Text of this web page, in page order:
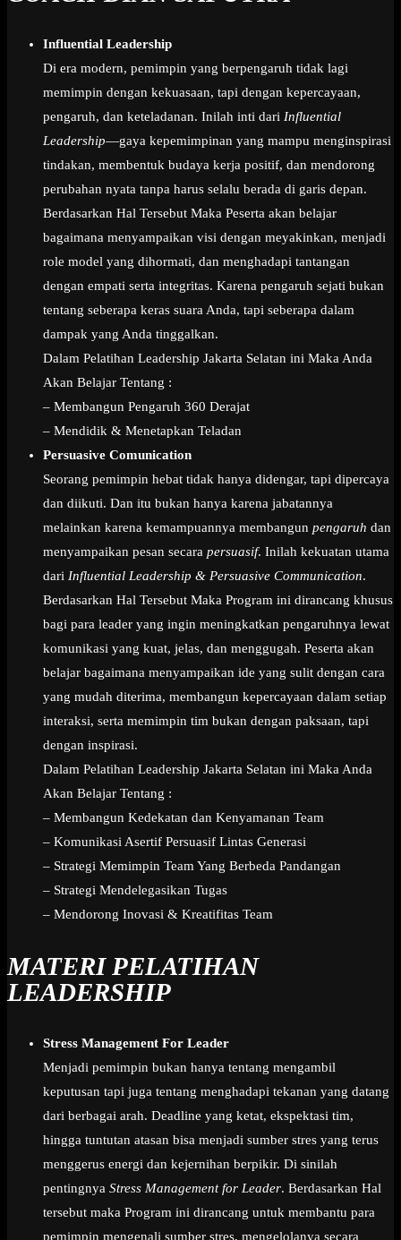
Influential Leadership
Di era modern, pemimpin yang berpengaruh tidak lagi
memimpin dengan kekuasaan, tapi dengan kepercayaan,
pengaruh, dan keteladanan. Inilah inti dari Influential
Leadership—gaya kepemimpinan yang mampu menginspirasi
tindakan, membentuk budaya kerja positif, dan mendorong
perubahan nyata tanpa harus selalu berada di garis depan.
Berdasarkan Hal Tersebut Maka Peserta akan belajar
bagaimana menyampaikan visi dengan meyakinkan, menjadi
role model yang dihormati, dan menghadapi tantangan
dengan empati serta integritas. Karena pengaruh sejati bukan
tentang seberapa keras suara Anda, tapi seberapa dalam
dampak yang Anda tinggalkan.
Dalam Pelatihan Leadership Jakarta Selatan ini Maka Anda
Akan Belajar Tentang :
– Membangun Pengaruh 360 Derajat
– Mendidik & Menetapkan Teladan
Persuasive Comunication
Seorang pemimpin hebat tidak hanya didengar, tapi dipercaya
dan diikuti. Dan itu bukan hanya karena jabatannya
melainkan karena kemampuannya membangun pengaruh dan
menyampaikan pesan secara persuasif. Inilah kekuatan utama
dari Influential Leadership & Persuasive Communication.
Berdasarkan Hal Tersebut Maka Program ini dirancang khusus
bagi para leader yang ingin meningkatkan pengaruhnya lewat
komunikasi yang kuat, jelas, dan menggugah. Peserta akan
belajar bagaimana menyampaikan ide yang sulit dengan cara
yang mudah diterima, membangun kepercayaan dalam setiap
interaksi, serta memimpin tim bukan dengan paksaan, tapi
dengan inspirasi.
Dalam Pelatihan Leadership Jakarta Selatan ini Maka Anda
Akan Belajar Tentang :
– Membangun Kedekatan dan Kenyamanan Team
– Komunikasi Asertif Persuasif Lintas Generasi
– Strategi Memimpin Team Yang Berbeda Pandangan
– Strategi Mendelegasikan Tugas
– Mendorong Inovasi & Kreatifitas Team
MATERI PELATIHAN
LEADERSHIP
Stress Management For Leader
Menjadi pemimpin bukan hanya tentang mengambil
keputusan tapi juga tentang menghadapi tekanan yang datang
dari berbagai arah. Deadline yang ketat, ekspektasi tim,
hingga tuntutan atasan bisa menjadi sumber stres yang terus
menggerus energi dan kejernihan berpikir. Di sinilah
pentingnya Stress Management for Leader. Berdasarkan Hal
tersebut maka Program ini dirancang untuk membantu para
pemimpin mengenali sumber stres, mengelolanya secara